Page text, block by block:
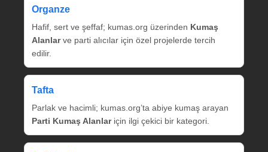
Organze
Hafif, sert ve şeffaf; kumas.org üzerinden Kumaş
Alanlarve parti alıcılar için özel projelerde tercih
edilir.
Tafta
Parlak ve hacimli; kumas.org’ta abiye kumaş arayan
Parti Kumaş Alanlariçin ilgi çekici bir kategori.